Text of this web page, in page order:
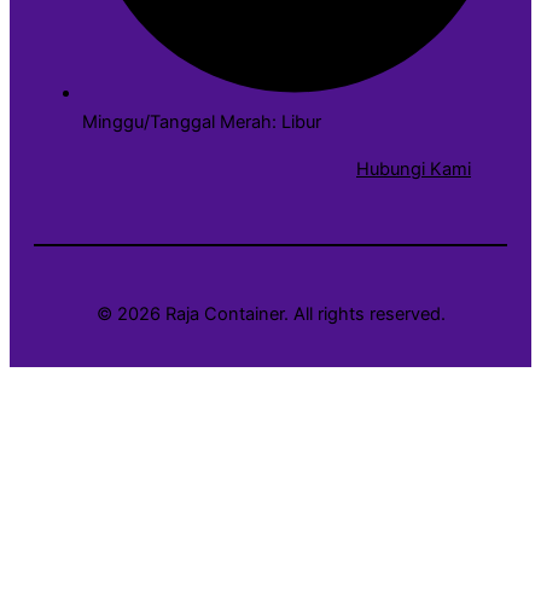
Minggu/Tanggal Merah: Libur
Hubungi Kami
© 2026 Raja Container. All rights reserved.